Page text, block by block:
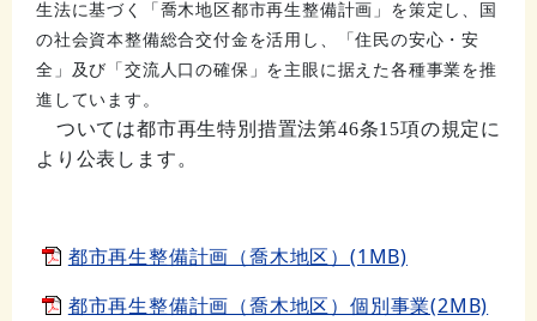
生法に基づく「喬木地区都市再生整備計画」を策定し、
国
の社会資本整備総合交付金を活用し、「住民の安心・安
全」及び「交流人口の確保」を主眼に据えた各種事業を推
進しています。
ついては都市再生特別措置法第46条15項の規定に
より公表します。
都市再生整備計画（喬木地区）(1MB)
都市再生整備計画（喬木地区）個別事業(2MB)